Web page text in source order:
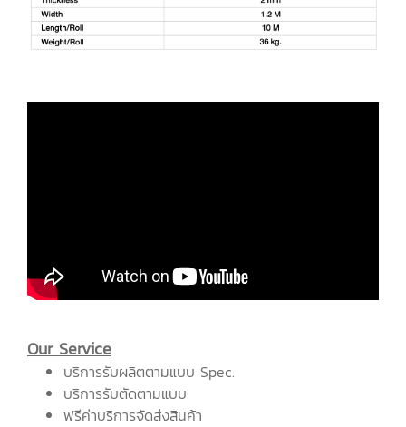
Our Service
บริการรับผลิตตามแบบ Spec.
บริการรับตัดตามแบบ
ฟรีค่าบริการจัดส่งสินค้า